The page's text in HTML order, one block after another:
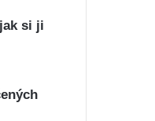
si ji